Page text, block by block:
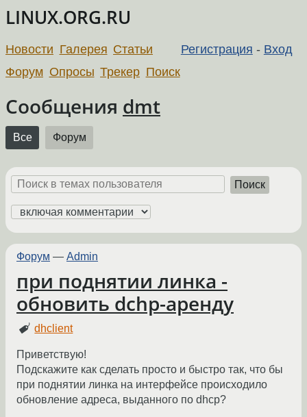
LINUX.ORG.RU
Регистрация - Вход
Новости Галерея Статьи
Форум Опросы Трекер Поиск
Сообщения dmt
Все Форум
Поиск
Форум — Admin
при поднятии линка -
обновить dchp-аренду
dhclient
Приветствую!
Подскажите как сделать просто и быстро так, что бы
при поднятии линка на интерфейсе происходило
обновление адреса, выданного по dhcp?